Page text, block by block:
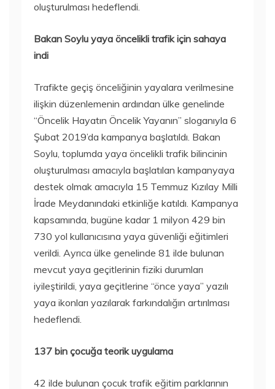
oluşturulması hedeflendi.
Bakan Soylu yaya öncelikli trafik için sahaya
indi
Trafikte geçiş önceliğinin yayalara verilmesine
ilişkin düzenlemenin ardından ülke genelinde
“Öncelik Hayatın Öncelik Yayanın” sloganıyla 6
Şubat 2019’da kampanya başlatıldı. Bakan
Soylu, toplumda yaya öncelikli trafik bilincinin
oluşturulması amacıyla başlatılan kampanyaya
destek olmak amacıyla 15 Temmuz Kızılay Milli
İrade Meydanındaki etkinliğe katıldı. Kampanya
kapsamında, bugüne kadar 1 milyon 429 bin
730 yol kullanıcısına yaya güvenliği eğitimleri
verildi. Ayrıca ülke genelinde 81 ilde bulunan
mevcut yaya geçitlerinin fiziki durumları
iyileştirildi, yaya geçitlerine “önce yaya” yazılı
yaya ikonları yazılarak farkındalığın artırılması
hedeflendi.
137 bin çocuğa teorik uygulama
42 ilde bulunan çocuk trafik eğitim parklarının